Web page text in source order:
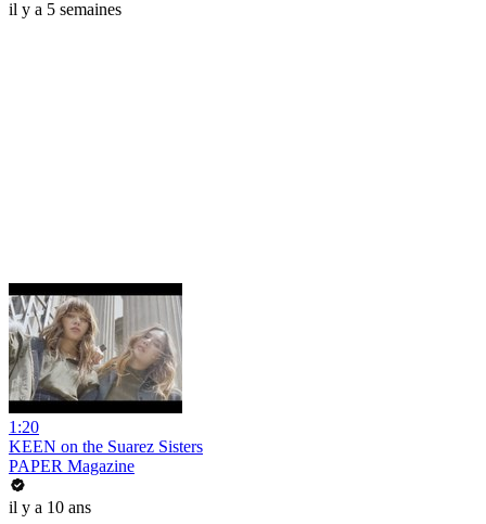
il y a 5 semaines
1:20
KEEN on the Suarez Sisters
PAPER Magazine
il y a 10 ans